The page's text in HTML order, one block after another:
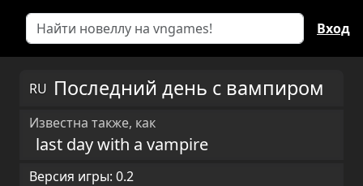
Вход
RU Последний день с вампиром
Известна также, как
last day with a vampire
Версия игры: 0.2